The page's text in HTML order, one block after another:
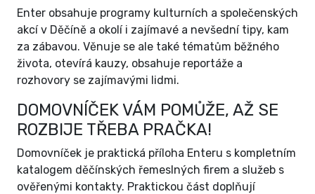
Enter obsahuje programy kulturních a společenských
akcí v Děčíně a okolí i zajímavé a nevšední tipy, kam
za zábavou. Věnuje se ale také tématům běžného
života, otevírá kauzy, obsahuje reportáže a
rozhovory se zajímavými lidmi.
DOMOVNÍČEK VÁM POMŮŽE, AŽ SE
ROZBIJE TŘEBA PRAČKA!
Domovníček je praktická příloha Enteru s kompletním
katalogem děčínských řemeslných firem a služeb s
ověřenými kontakty. Praktickou část doplňují